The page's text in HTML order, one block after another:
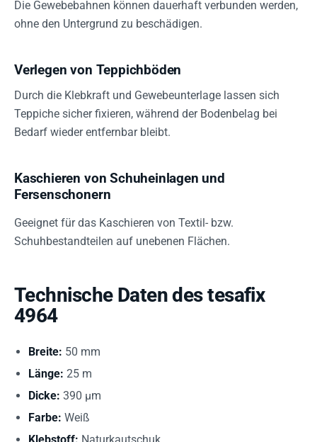
Die Gewebebahnen können dauerhaft verbunden werden,
ohne den Untergrund zu beschädigen.
Verlegen von Teppichböden
Durch die Klebkraft und Gewebeunterlage lassen sich
Teppiche sicher fixieren, während der Bodenbelag bei
Bedarf wieder entfernbar bleibt.
Kaschieren von Schuheinlagen und
Fersenschonern
Geeignet für das Kaschieren von Textil- bzw.
Schuhbestandteilen auf unebenen Flächen.
Technische Daten des tesafix
4964
Breite: 50 mm
Länge: 25 m
Dicke: 390 µm
Farbe: Weiß